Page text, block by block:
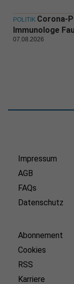
POLITIK Corona-
Immunologe
07.08.2026
Impressum
AGB
FAQs
Datenschutz
Abonnement
Cookies
RSS
Karriere